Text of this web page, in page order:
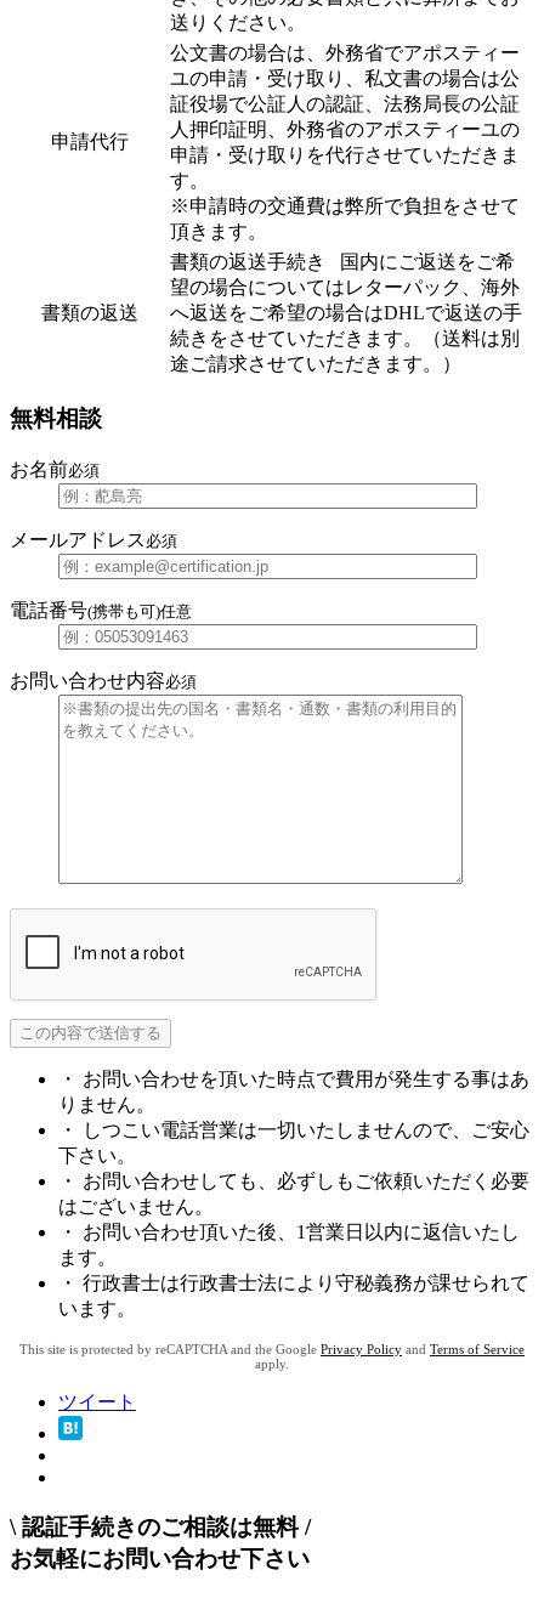
送りください。
申請代行
公文書の場合は、外務省でアポスティー
ユの申請・受け取り、私文書の場合は公
証役場で公証人の認証、法務局長の公証
人押印証明、外務省のアポスティーユの
申請・受け取りを代行させていただきま
す。
※申請時の交通費は弊所で負担をさせて
頂きます。
書類の返送
書類の返送手続き 国内にご返送をご希
望の場合についてはレターパック、海外
へ返送をご希望の場合はDHLで返送の手
続きをさせていただきます。（送料は別
途ご請求させていただきます。）
無料相談
お名前必須
メールアドレス 必須
電話番号(携帯も可)任意
お問い合わせ内容必須
・ お問い合わせを頂いた時点で費用が発生する事はあ
りません。
・ しつこい電話営業は一切いたしませんので、ご安心
下さい。
・ お問い合わせしても、必ずしもご依頼いただく必要
はございません。
・ お問い合わせ頂いた後、1営業日以内に返信いたし
ます。
・ 行政書士は行政書士法により守秘義務が課せられて
います。
This site is protected by reCAPTCHA and the Google Privacy Policy and Terms of Service
apply.
ツイート
\ 認証手続きのご相談は無料/
お気軽にお問い合わせ下さい